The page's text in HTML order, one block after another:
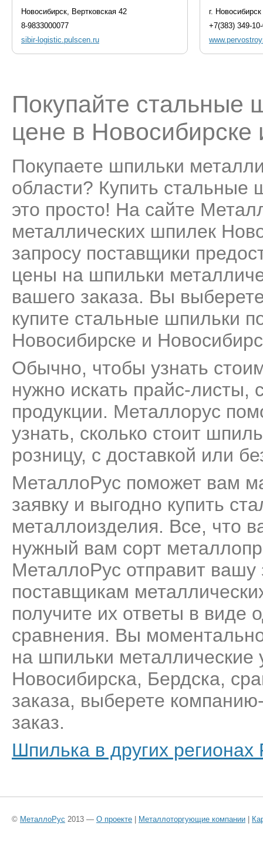
Новосибирск, Вертковская 42
8-9833000077
sibir-logistic.pulscen.ru
г. Новосибирск
+7(383) 349-
Покупайте стальные
цене в Новосибирске
Покупаете шпильки
области? Купить стальные
это просто! На сайте
металлических шпилек
запросу поставщики
цены на шпильки
вашего заказа. Вы
купите стальные шпильки
Новосибирске и
Обычно, чтобы узнать
нужно искать прайс-листы,
продукции. Металлорус
узнать, сколько стоит
розницу, с доставкой или
МеталлоРус поможет вам
заявку и выгодно купить
металлоизделия. Все, что
нужный вам сорт
МеталлоРус отправит
поставщикам
получите их ответы в виде
сравнения. Вы
на шпильки металлические
Новосибирска, Бердска,
заказа, выберете
заказ.
Шпилька в других регионах
© МеталлоРус 2013 — О проекте | Металлоторгующие компании |